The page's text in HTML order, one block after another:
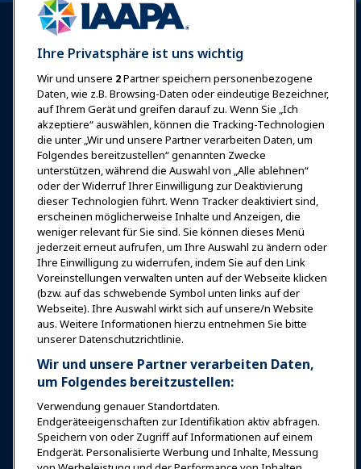
Anmelden Jetzt beitreten
Auszeichnungen Karrieren
Kontakt
Expos & Veranstaltungen
News & Funwelt
Bildung
Sicherheit & Schutz
Plädoyer
Forschung & Berichte
Über IAAPA
Ihre Privatsphäre ist uns wichtig
Wir und unsere 2Partner speichern personenbezogene
Daten, wie z.B. Browsing-Daten oder eindeutige Bezeichner,
auf Ihrem Gerät und greifen darauf zu. Wenn Sie „Ich
akzeptiere“ auswählen, können die Tracking-Technologien
die unter „Wir und unsere Partner verarbeiten Daten, um
Folgendes bereitzustellen“ genannten Zwecke
unterstützen, während die Auswahl von „Alle ablehnen“
oder der Widerruf Ihrer Einwilligung zur Deaktivierung
dieser Technologien führt. Wenn Tracker deaktiviert sind,
erscheinen möglicherweise Inhalte und Anzeigen, die
weniger relevant für Sie sind. Sie können dieses Menü
jederzeit erneut aufrufen, um Ihre Auswahl zu ändern oder
Ihre Einwilligung zu widerrufen, indem Sie auf den Link
Voreinstellungen verwalten unten auf der Webseite klicken
(bzw. auf das schwebende Symbol unten links auf der
Webseite). Ihre Auswahl wirkt sich auf unsere/n Website
aus. Weitere Informationen hierzu entnehmen Sie bitte
unserer Datenschutzrichtlinie.
Wir und unsere Partner verarbeiten Daten,
um Folgendes bereitzustellen:
Verwendung genauer Standortdaten.
Endgeräteeigenschaften zur Identifikation aktiv abfragen.
Speichern von oder Zugriff auf Informationen auf einem
Endgerät. Personalisierte Werbung und Inhalte, Messung